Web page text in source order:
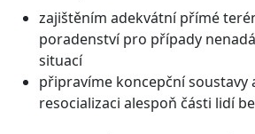
zajištěním adekvátní přímé
poradenství pro případy
situací
připravíme koncepční soustavy
resocializaci alespoň části lidí